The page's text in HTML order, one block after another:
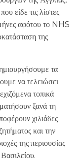
είδε τις λίστες
αφότου το NHS
της
τα
να τελειώσει
τοπικά
ξανά τη
χιλιάδες
και την
της περιουσίας